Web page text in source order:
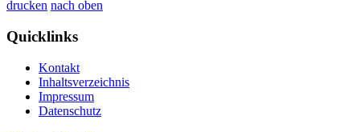
drucken nach oben
Quicklinks
Kontakt
Inhaltsverzeichnis
Impressum
Datenschutz